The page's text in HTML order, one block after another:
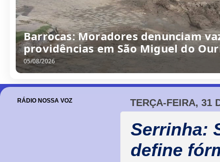
/
0
8
/
2
0
2
6
TERÇA-FEIRA, 31
Serrinha:
define
RÁDIO NOSSA VOZ